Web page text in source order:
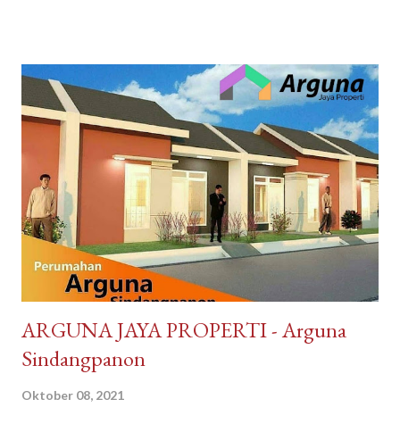
pengiriman juga cepat, pengemasan aman, tersedia banyak
pilihan kurir pengiriman dan ada subsidi free ongkir. Melayani
pengiriman seluruh Indonesia. Pembayaran mudah bisa dengan
Gopay, Ovo, juga opsi transfer bank maupun melalui
convenience store seperti Indomaret dan Alfamart. Reputasi
toko juga terpercaya, banyak testimoni review bintang 5.
Pelayanan bagus, produk bagus. Recommended banget
DayToNight Tokopedia, Tarakan - Indonesia #daytonight #da...
​ARGUNA JAYA PROPERTI - Arguna
Sindangpanon
Oktober 08, 2021